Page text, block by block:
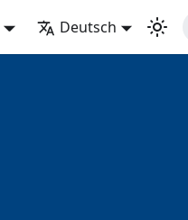
Deutsch